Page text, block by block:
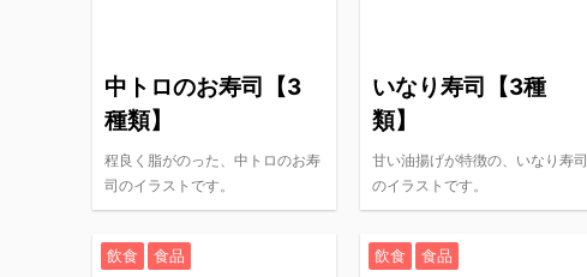
中トロのお寿司【3
種類】
程良く脂がのった、中トロのお寿
司のイラストです。
いなり寿司【3種
類】
甘い油揚げが特徴の、いなり寿司
のイラストです。
飲食 食品 飲食 食品